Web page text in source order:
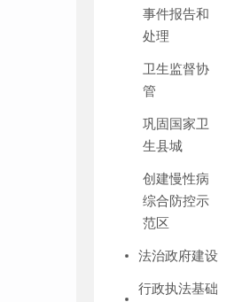
事件报告和
处理
卫生监督协
管
巩固国家卫
生县城
创建慢性病
综合防控示
范区
法治政府建设
行政执法基础